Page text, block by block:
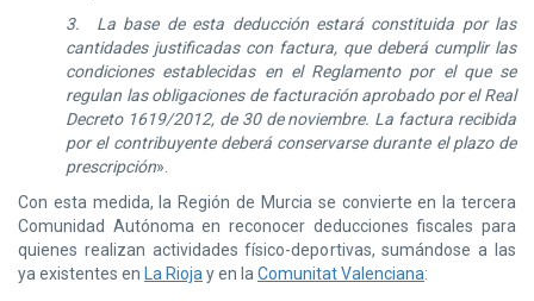
3. La base de esta deducción estará constituida por las
cantidades justificadas con factura, que deberá cumplir las
condiciones establecidas en el Reglamento por el que se
regulan las obligaciones de facturación aprobado por el Real
Decreto 1619/2012, de 30 de noviembre. La factura recibida
por el contribuyente deberá conservarse durante el plazo de
prescripción».
Con esta medida, la Región de Murcia se convierte en la tercera
Comunidad Autónoma en reconocer deducciones fiscales para
quienes realizan actividades físico-deportivas, sumándose a las
ya existentes en La Riojay en laComunitat Valenciana: